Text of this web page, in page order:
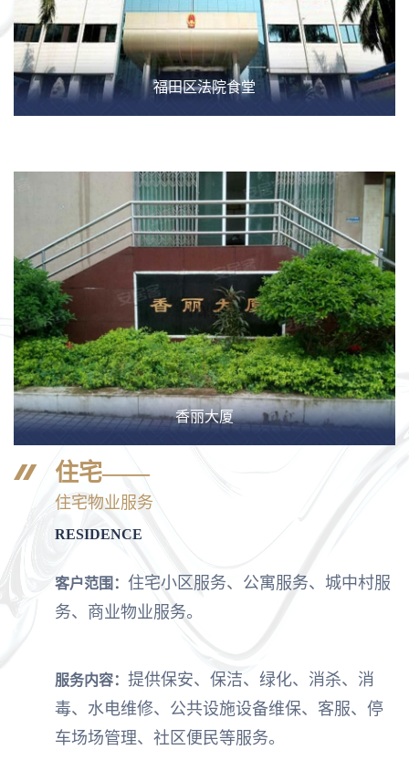
福田区法院食堂
香丽大厦
住宅——
住宅物业服务
RESIDENCE
客户范围： 住宅小区服务、公寓服务、城中村服
务、商业物业服务。
服务内容： 提供保安、保洁、绿化、消杀、消
毒、水电维修、公共设施设备维保、客服、停
车场场管理、社区便民等服务。